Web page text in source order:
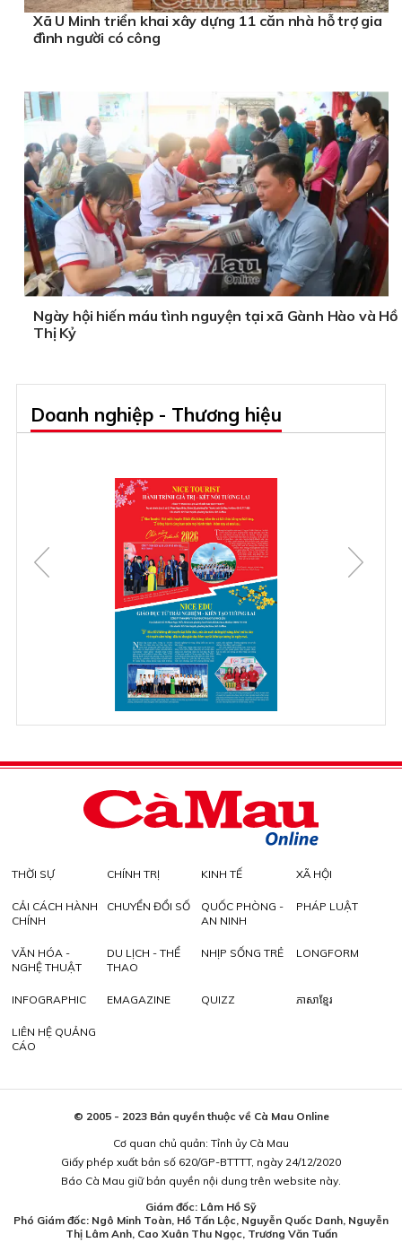
Xã U Minh triển khai xây dựng 11 căn nhà hỗ trợ gia
đình người có công
Ngày hội hiến máu tình nguyện tại xã Gành Hào và Hồ
Thị Kỷ
Doanh nghiệp - Thương hiệu
THỜI SỰ CHÍNH TRỊ KINH TẾ XÃ HỘI
CẢI CÁCH HÀNH
CHÍNH
CHUYỂN ĐỔI SỐ
QUỐC PHÒNG -
AN NINH
PHÁP LUẬT
VĂN HÓA -
NGHỆ THUẬT
DU LỊCH - THỂ
THAO
NHỊP SỐNG TRẺ LONGFORM
INFOGRAPHIC EMAGAZINE QUIZZ ភាសាខ្មែរ
LIÊN HỆ QUẢNG
CÁO
© 2005 - 2023 Bản quyền thuộc về Cà Mau Online
Cơ quan chủ quản: Tỉnh ủy Cà Mau
Giấy phép xuất bản số 620/GP-BTTTT, ngày 24/12/2020
Báo Cà Mau giữ bản quyền nội dung trên website này.
Giám đốc: Lâm Hồ Sỹ
Phó Giám đốc: Ngô Minh Toàn, Hồ Tấn Lộc, Nguyễn Quốc Danh, Nguyễn
Thị Lâm Anh, Cao Xuân Thu Ngọc, Trương Văn Tuấn